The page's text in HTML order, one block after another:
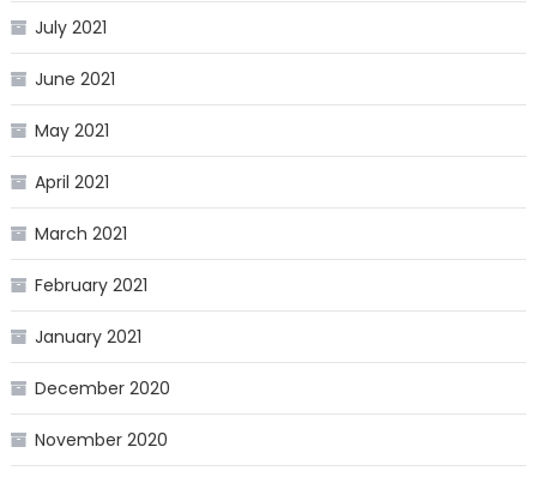
July 2021
June 2021
May 2021
April 2021
March 2021
February 2021
January 2021
December 2020
November 2020